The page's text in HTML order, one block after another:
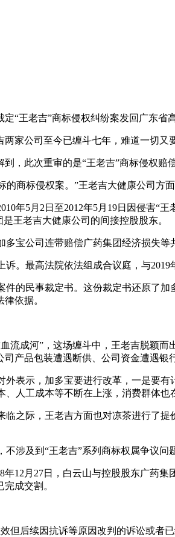
“王老吉”商标侵权纠纷案发回广东
家公司至今已缠斗七年，难道一切
，此次重审的是“王老吉”商标侵权
的商标侵权案。”王老吉大健康公司方
年5月2日至2012年5月19日因侵害“王
王老吉大健康公司的间接控股股东。
多宝公司连带赔偿广药集团经济损失
。最高法院依法组成合议庭，与
的民事裁定书。这份裁定书还原了
律依据。
成河”，这场缠斗中，王老吉脱颖
司产品包装遭遇断供、公司资金遭遇
表示，加多宝要进行改革，一是要
人工成本等不断在上涨，消费群体
之际，王老吉方面也对凉茶进行了
不涉及到“王老吉”系列商标权属争议
12月27日，白云山与控股股东广药
完成交割。
但后续因抗诉等原因改判的诉讼或者